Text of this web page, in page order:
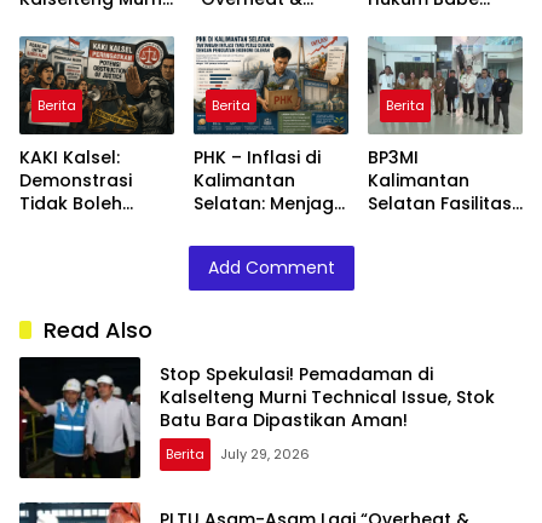
Stok Batu Bara
Dipastikan Aman!
Dikebut “Fixing”
Biar Kalsel Nggak
Makin Mati
Lampu!
Berjalan Objektif,
Tanpa Intervensi
Aksi
Berita
KAKI Kalsel:
Demonstrasi
Tidak Boleh
Berita
PHK – Inflasi di
Kalimantan
Selatan: Menjaga
dengan
Penguatan
Ekonomi Daerah
Berita
BP3MI
Kalimantan
Selatan Fasilitasi
Kamboja
Add Comment
Read Also
Stop Spekulasi! Pemadaman di
Kalselteng Murni Technical Issue, Stok
Batu Bara Dipastikan Aman!
Berita July 29, 2026